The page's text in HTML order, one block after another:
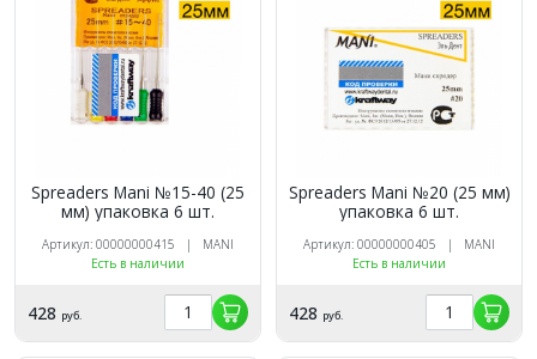
Spreaders Mani №15-40 (25
мм) упаковка 6 шт.
Артикул: 00000000415 | MANI
Есть в наличии
428 руб.
Spreaders Mani №20 (25 мм)
упаковка 6 шт.
Артикул: 00000000405 | MANI
Есть в наличии
428 руб.